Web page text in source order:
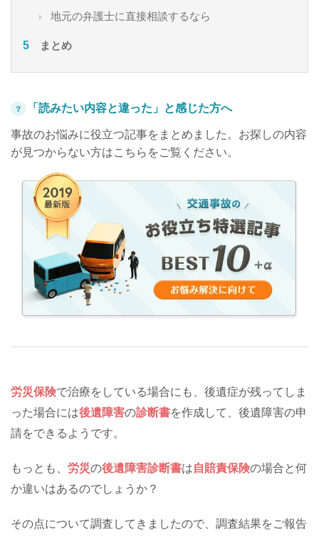
地元の弁護士に直接相談するなら
まとめ
？ 「読みたい内容と違った」と感じた方へ
事故のお悩みに役立つ記事をまとめました。お探しの内容
が見つからない方はこちらをご覧ください。
労災保険で治療をしている場合にも、後遺症が残ってしま
った場合には後遺障害の診断書を作成して、後遺障害の申
請をできるようです。
もっとも、 労災の後遺障害診断書は自賠責保険の場合と何
か違いはあるのでしょうか？
その点について調査してきましたので、調査結果をご報告